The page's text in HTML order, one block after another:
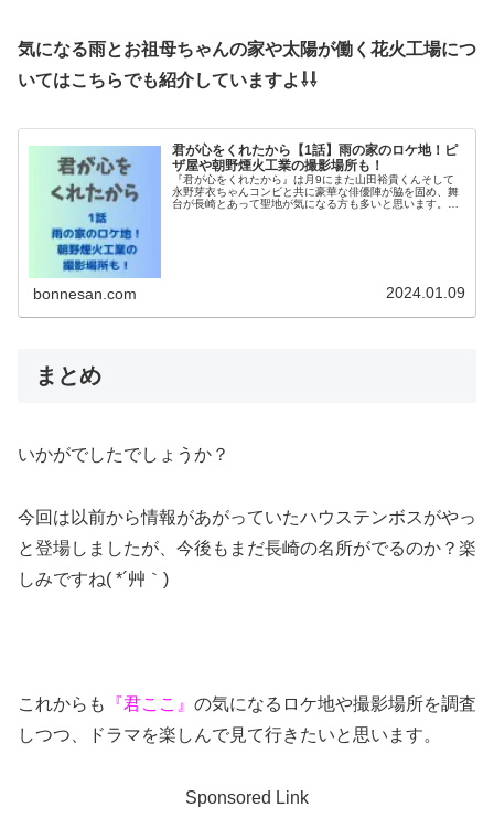
気になる雨とお祖母ちゃんの家や太陽が働く花火工場につ
いてはこちらでも紹介していますよ⇩⇩
君が心をくれたから【1話】雨の家のロケ地！ピ
ザ屋や朝野煙火工業の撮影場所も！
『君が心をくれたから』は月9にまた山田裕貴くんそして
永野芽衣ちゃんコンビと共に豪華な俳優陣が脇を固め、舞
台が長崎とあって聖地が気になる方も多いと思います。そ
bonnesan.com 2024.01.09
まとめ
いかがでしたでしょうか？
今回は以前から情報があがっていたハウステンボスがやっ
と登場しましたが、今後もまだ長崎の名所がでるのか？楽
しみですね( *´艸｀)
これからも 『君ここ』 の気になるロケ地や撮影場所を調査
しつつ、ドラマを楽しんで見て行きたいと思います。
Sponsored Link